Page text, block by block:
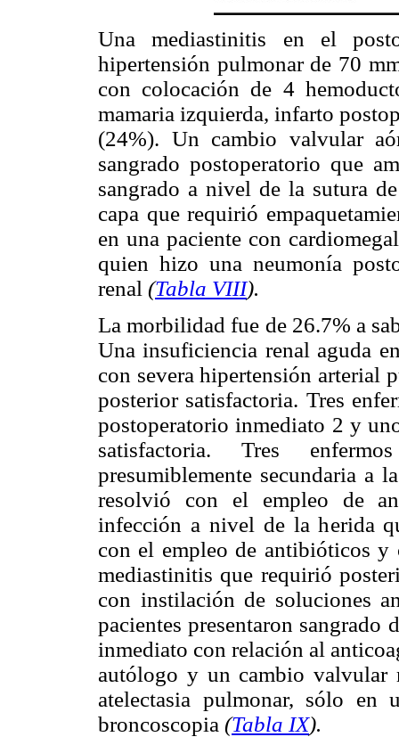
Una mediastinitis en el
hipertensión pulmonar de 70
con colocación de 4
mamaria izquierda, infarto
(24%). Un cambio valvular
sangrado postoperatorio que
sangrado a nivel de la sutura
capa que requirió
en una paciente con
quien hizo una neumonía
renal (Tabla VIII).
La morbilidad fue de 26.7% a
Una insuficiencia renal aguda
con severa hipertensión arterial
posterior satisfactoria. Tres
postoperatorio inmediato 2 y
satisfactoria. Tres
presumiblemente secundaria a
resolvió con el empleo de
infección a nivel de la herida
con el empleo de antibióticos y
mediastinitis que requirió
con instilación de soluciones
pacientes presentaron
inmediato con relación al
autólogo y un cambio valvular
atelectasia pulmonar, sólo
broncoscopia (Tabla IX).